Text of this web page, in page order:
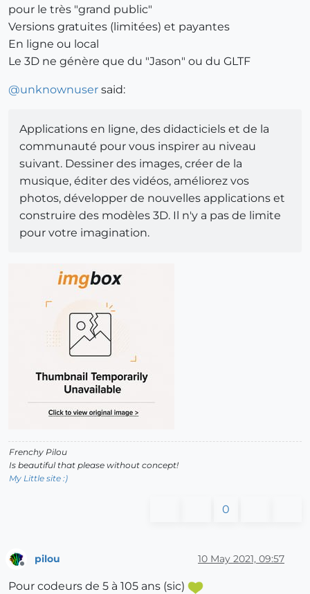
pour le très "grand public"
Versions gratuites (limitées) et payantes
En ligne ou local
Le 3D ne génère que du "Jason" ou du GLTF
@unknownuser said:
Applications en ligne, des didacticiels et de la
communauté pour vous inspirer au niveau
suivant. Dessiner des images, créer de la
musique, éditer des vidéos, améliorez vos
photos, développer de nouvelles applications et
construire des modèles 3D. Il n'y a pas de limite
pour votre imagination.
Frenchy Pilou
Is beautiful that please without concept!
My Little site :)
0
pilou 10 May 2021, 09:57
Pour codeurs de 5 à 105 ans (sic)